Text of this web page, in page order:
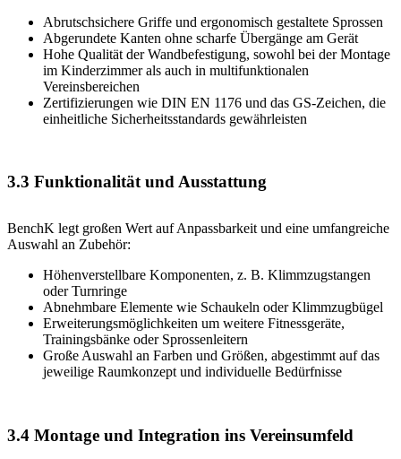
Abrutschsichere Griffe und ergonomisch gestaltete Sprossen
Abgerundete Kanten ohne scharfe Übergänge am Gerät
Hohe Qualität der Wandbefestigung, sowohl bei der Montage
im Kinderzimmer als auch in multifunktionalen
Vereinsbereichen
Zertifizierungen wie DIN EN 1176 und das GS-Zeichen, die
einheitliche Sicherheitsstandards gewährleisten
3.3 Funktionalität und Ausstattung
BenchK legt großen Wert auf Anpassbarkeit und eine umfangreiche
Auswahl an Zubehör:
Höhenverstellbare Komponenten, z. B. Klimmzugstangen
oder Turnringe
Abnehmbare Elemente wie Schaukeln oder Klimmzugbügel
Erweiterungsmöglichkeiten um weitere Fitnessgeräte,
Trainingsbänke oder Sprossenleitern
Große Auswahl an Farben und Größen, abgestimmt auf das
jeweilige Raumkonzept und individuelle Bedürfnisse
3.4 Montage und Integration ins Vereinsumfeld